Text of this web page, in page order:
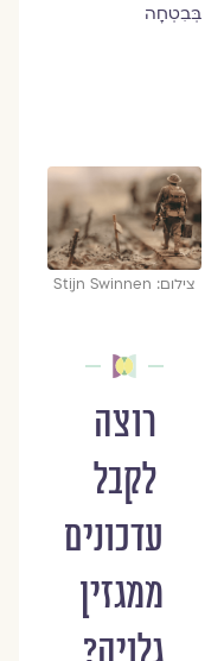
בְּבִטְחָה
צילום: Stijn Swinnen
רוצה
לקבל
עדכונים
ממגזין